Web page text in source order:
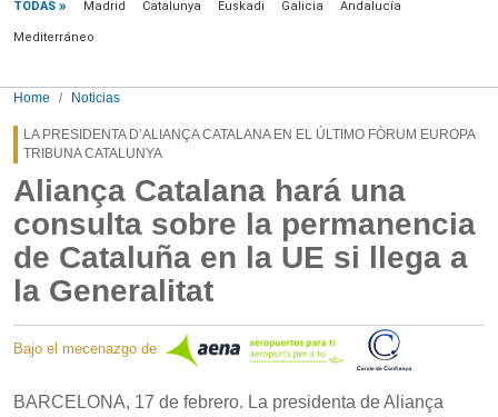
TODAS Madrid Catalunya Euskadi Galicia Andalucía
Mediterráneo
Home Noticias
LA PRESIDENTA D’ALIANÇA CATALANA EN EL ÚLTIMO FÒRUM EUROPA
TRIBUNA CATALUNYA
Aliança Catalana hará una
consulta sobre la permanencia
de Cataluña en la UE si llega a
la Generalitat
Bajo el mecenazgo de
BARCELONA, 17 de febrero. La presidenta de Aliança